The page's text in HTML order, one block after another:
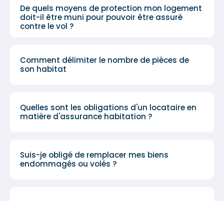
De quels moyens de protection mon logement
doit-il être muni pour pouvoir être assuré
contre le vol ?
Comment délimiter le nombre de pièces de
son habitat
Quelles sont les obligations d'un locataire en
matière d'assurance habitation ?
Suis-je obligé de remplacer mes biens
endommagés ou volés ?